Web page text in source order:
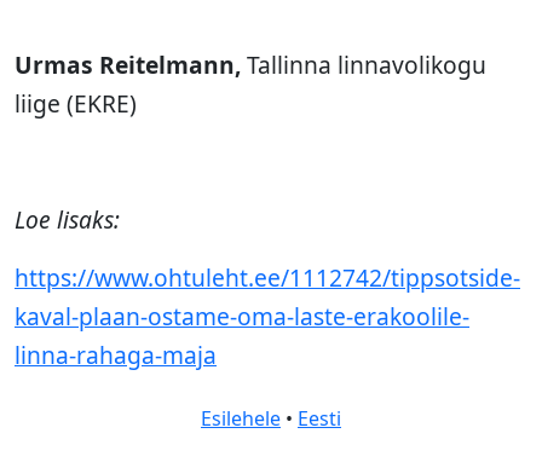
Urmas Reitelmann,Tallinna linnavolikogu
liige (EKRE)
Loe lisaks:
https://www.ohtuleht.ee/1112742/tippsotside-
kaval-plaan-ostame-oma-laste-erakoolile-
linna-rahaga-maja
Esilehele • Eesti